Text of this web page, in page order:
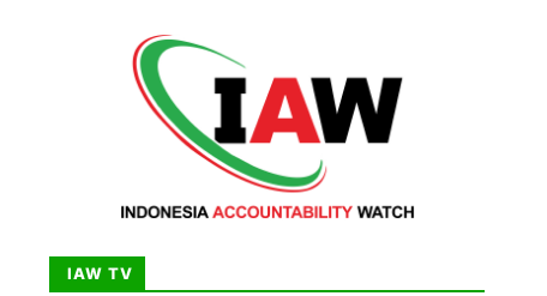
IAW TV